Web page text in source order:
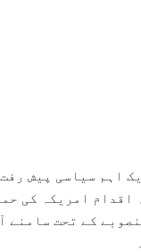
اہم سیاسی پیش
امریکہ کی
کے تحت سامنے